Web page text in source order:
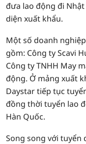
đưa lao động đi
diện xuất khẩu.
Một số doanh
gồm: Công ty Scavi
Công ty TNHH May
động. Ở mảng xuất
Daystar tiếp tục
đồng thời tuyển lao
Hàn Quốc.
Song song với tuyển